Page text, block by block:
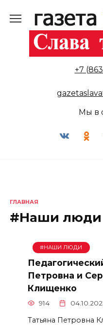
содержанию
+7
Мы в
ГЛАВНАЯ
#Наши люди
#НАШИ ЛЮДИ
Петровна и
Клищенко
914
Татьяна Петровна